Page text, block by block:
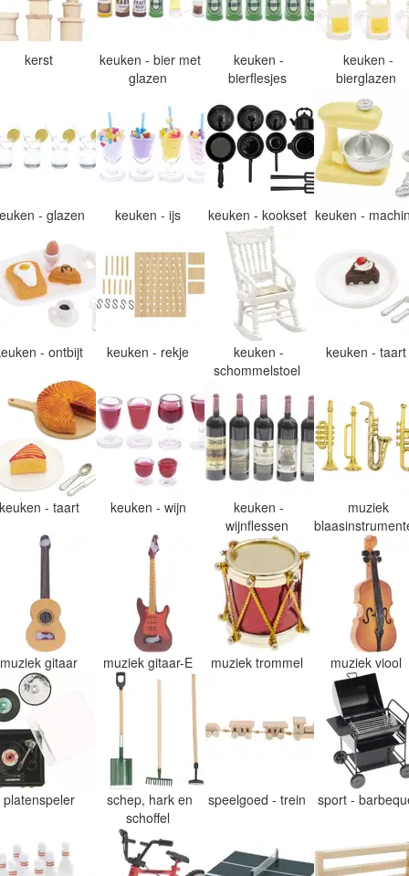
kerst
keuken - bier met
glazen
keuken -
bierflesjes
keuken -
bierglazen
- glazen keuken - ijs keuken - kookset keuken -
- ontbijt keuken - rekje
keuken -
schommelstoel
keuken -
- taart keuken - wijn
keuken -
wijnflessen
muziek
muziek gitaar muziek gitaar-E muziek trommel muziek viool
platenspeler
schep, hark en
schoffel
speelgoed - trein sport -